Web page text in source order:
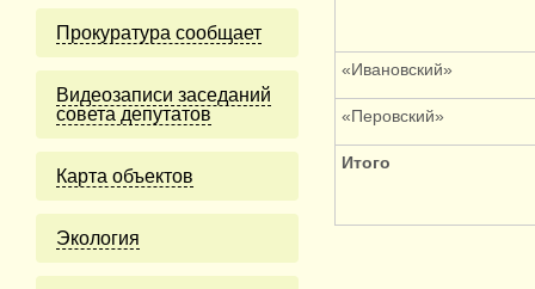
Прокуратура сообщает
Видеозаписи заседаний
совета депутатов
Карта объектов
Экология
«Ивановский»
«Перовский»
Итого